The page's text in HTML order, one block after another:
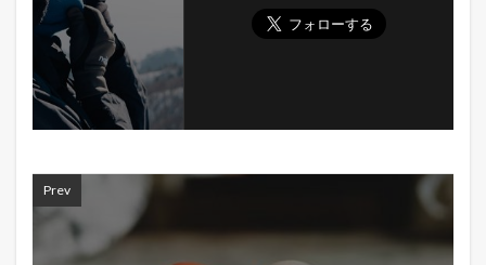
Prev